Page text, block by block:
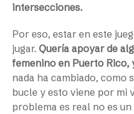
intersecciones.
Por eso, estar en este
jugar. Quería apoyar de
femenino en Puerto Rico,
nada ha cambiado, como
bucle y esto viene por mi
problema es real no es